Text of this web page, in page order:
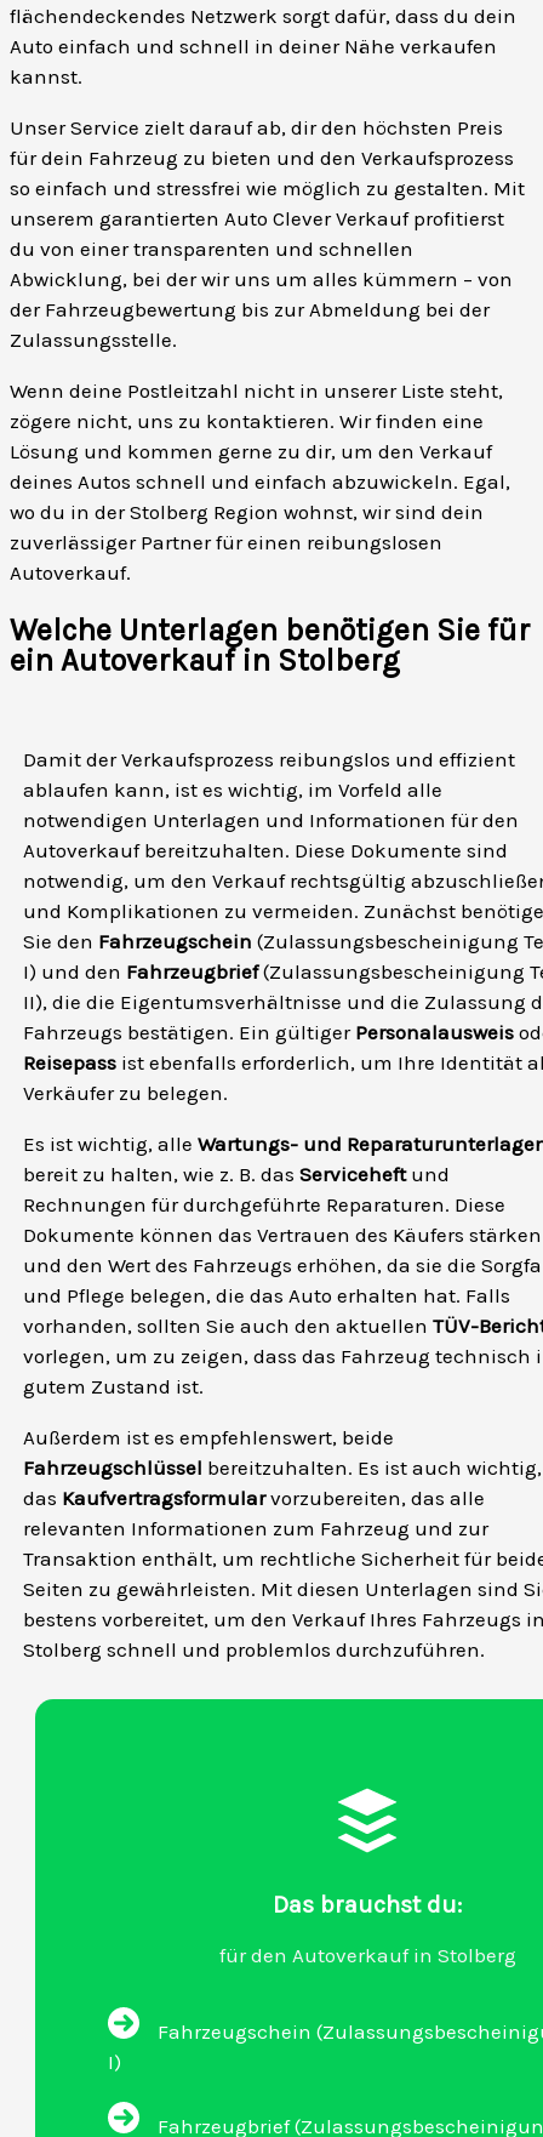
flächendeckendes Netzwerk sorgt dafür, dass du dein
Auto einfach und schnell in deiner Nähe verkaufen
kannst.
Unser Service zielt darauf ab, dir den höchsten Preis
für dein Fahrzeug zu bieten und den Verkaufsprozess
so einfach und stressfrei wie möglich zu gestalten. Mit
unserem garantierten Auto Clever Verkauf profitierst
du von einer transparenten und schnellen
Abwicklung, bei der wir uns um alles kümmern – von
der Fahrzeugbewertung bis zur Abmeldung bei der
Zulassungsstelle.
Wenn deine Postleitzahl nicht in unserer Liste steht,
zögere nicht, uns zu kontaktieren. Wir finden eine
Lösung und kommen gerne zu dir, um den Verkauf
deines Autos schnell und einfach abzuwickeln. Egal,
wo du in der Stolberg Region wohnst, wir sind dein
zuverlässiger Partner für einen reibungslosen
Autoverkauf.
Welche Unterlagen benötigen Sie für
ein Autoverkauf in Stolberg
Damit der Verkaufsprozess reibungslos und effizient
ablaufen kann, ist es wichtig, im Vorfeld alle
notwendigen Unterlagen und Informationen für den
Autoverkauf bereitzuhalten. Diese Dokumente sind
notwendig, um den Verkauf rechtsgültig
und Komplikationen zu vermeiden. Zunächst
Sie den Fahrzeugschein (Zulassungsbescheinigung
I) und den Fahrzeugbrief(Zulassungsbescheinigung
II), die die Eigentumsverhältnisse und die Zulassung
Fahrzeugs bestätigen. Ein gültiger Personalausweis
Reisepass ist ebenfalls erforderlich, um Ihre Identität
Verkäufer zu belegen.
Es ist wichtig, alle Wartungs- und
bereit zu halten, wie z. B. das Serviceheftund
Rechnungen für durchgeführte Reparaturen. Diese
Dokumente können das Vertrauen des Käufers stärken
und den Wert des Fahrzeugs erhöhen, da sie die
und Pflege belegen, die das Auto erhalten hat. Falls
vorhanden, sollten Sie auch den aktuellen TÜV-
vorlegen, um zu zeigen, dass das Fahrzeug technisch
gutem Zustand ist.
Außerdem ist es empfehlenswert, beide
Fahrzeugschlüssel bereitzuhalten. Es ist auch wichtig,
das Kaufvertragsformularvorzubereiten, das alle
relevanten Informationen zum Fahrzeug und zur
Transaktion enthält, um rechtliche Sicherheit für
Seiten zu gewährleisten. Mit diesen Unterlagen sind
bestens vorbereitet, um den Verkauf Ihres Fahrzeugs
Stolberg schnell und problemlos durchzuführen.
Das brauchst du:
für den Autoverkauf in Stolberg
Fahrzeugschein
I)
Fahrzeugbrief